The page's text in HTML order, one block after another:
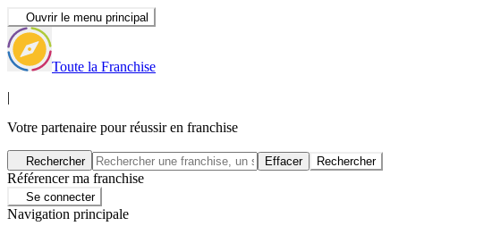
Ouvrir le menu principal
Toute la Franchise
|
Votre partenaire pour réussir en franchise
Rechercher Effacer Rechercher
Référencer ma franchise
Se connecter
Navigation principale